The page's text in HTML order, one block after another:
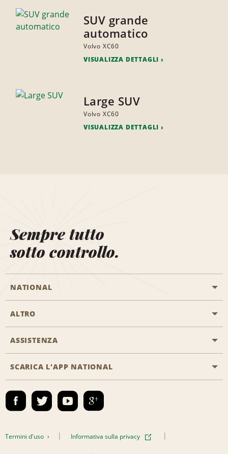
SUV grande
automatico
Volvo XC60
VISUALIZZA DETTAGLI
Large SUV
Volvo XC60
VISUALIZZA DETTAGLI
Sempre tutto
sotto controllo.
NATIONAL
Inizia una prenotazione
Programmi business
Emerald Club Accedi
ALTRO
Offerte di lavoro
ASSISTENZA
Accessibilità
Contatti
SCARICA L'APP NATIONAL
Termini d'uso Informativa sulla privacy